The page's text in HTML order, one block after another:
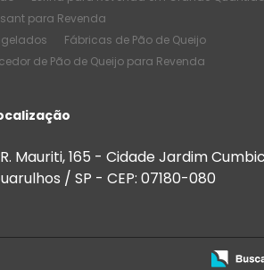
para Revenda
Fábricas de Pão de Queijo
de Pão de Queijo para Revenda
de Salgados Congelados
para Festas e Eventos
Salgados para Venda
R. Mauriti, 165 - Cidade Jardim
/ SP - CEP: 07180-080